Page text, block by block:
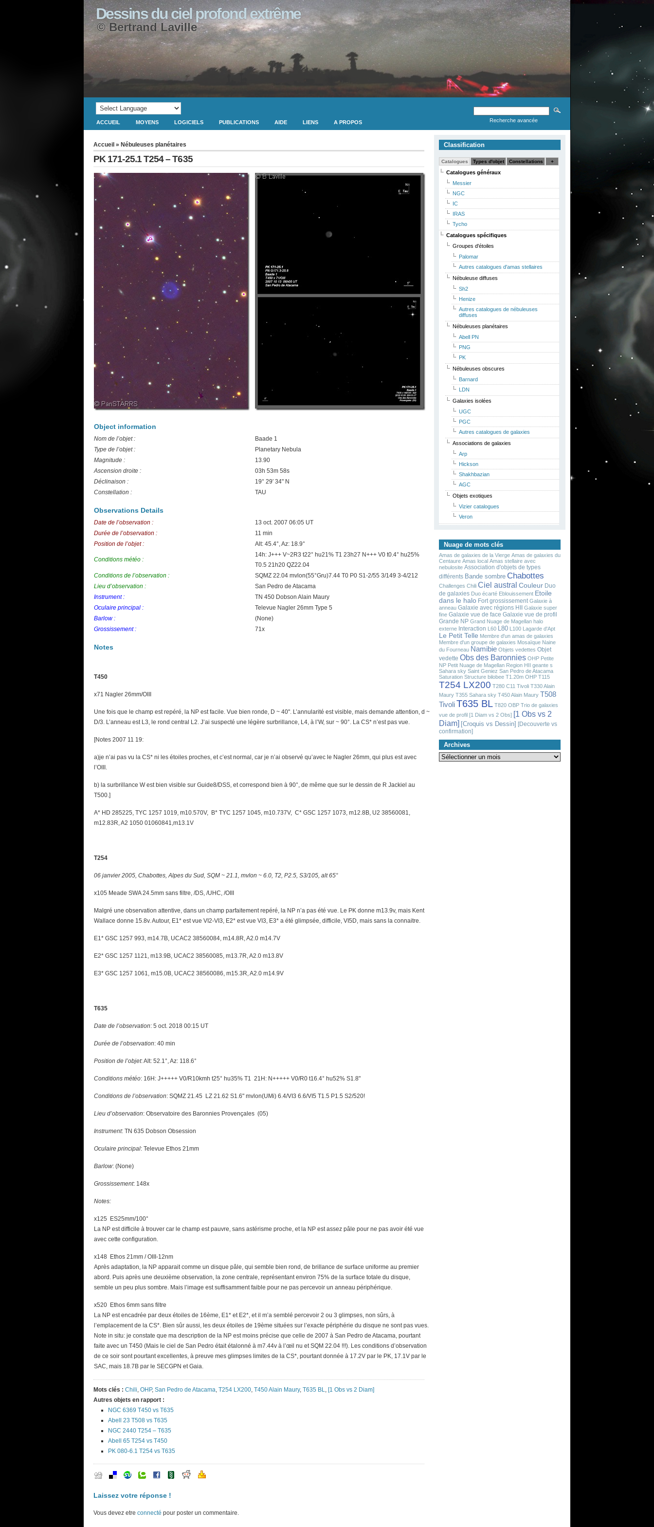
Dessins du ciel profond extrême
© Bertrand Laville
Recherche avancée
ACCUEIL MOYENS LOGICIELS PUBLICATIONS AIDE LIENS A PROPOS
Accueil » Nébuleuses planétaires
PK 171-25.1 T254 – T635
Object information
Nom de l’objet :
Baade 1
Type de l’objet :
Planetary Nebula
Magnitude :
13.90
Ascension droite :
03h 53m 58s
Déclinaison :
19° 29′ 34" N
Constellation :
TAU
Observations Details
Date de l’observation :
13 oct. 2007 06:05 UT
Durée de l’observation :
11 min
Position de l’objet :
Alt: 45.4°, Az: 18.9°
Conditions météo :
14h: J+++ V~2R3 t22° hu21% T1 23h27 N+++ V0 t0.4° hu25%
T0.5 21h20 QZ22.04
Conditions de l’observation :
SQMZ 22.04 mvlon(55°Gru)7.44 T0 P0 S1-2/55 3/149 3-4/212
Lieu d’observation :
San Pedro de Atacama
Instrument :
TN 450 Dobson Alain Maury
Oculaire principal :
Televue Nagler 26mm Type 5
Barlow :
(None)
Grossissement :
71x
Notes
T450
x71 Nagler 26mm/OIII
Une fois que le champ est repéré, la NP est facile. Vue bien ronde, D ~ 40". L’annularité est visible, mais demande attention, d ~
D/3. L’anneau est L3, le rond central L2. J’ai suspecté une légère surbrillance, L4, à l’W, sur ~ 90°. La CS* n’est pas vue.
[Notes 2007 11 19:
a)je n’ai pas vu la CS* ni les étoiles proches, et c’est normal, car je n’ai observé qu’avec le Nagler 26mm, qui plus est avec
l’OIII.
b) la surbrillance W est bien visible sur Guide8/DSS, et correspond bien à 90°, de même que sur le dessin de R Jackiel au
T500.]
A* HD 285225, TYC 1257 1019, m10.570V, B* TYC 1257 1045, m10.737V, C* GSC 1257 1073, m12.8B, U2 38560081,
m12.83R, A2 1050 01060841,m13.1V
T254
06 janvier 2005, Chabottes, Alpes du Sud, SQM ~ 21.1, mvlon ~ 6.0, T2, P2.5, S3/105, alt 65°
x105 Meade SWA 24.5mm sans filtre, /DS, /UHC, /OIII
Malgré une observation attentive, dans un champ parfaitement repéré, la NP n’a pas été vue. Le PK donne m13.9v, mais Kent
Wallace donne 15.8v. Autour, E1* est vue VI2-VI3, E2* est vue VI3, E3* a été glimpsée, difficile, VI5D, mais sans la connaitre.
E1* GSC 1257 993, m14.7B, UCAC2 38560084, m14.8R, A2.0 m14.7V
E2* GSC 1257 1121, m13.9B, UCAC2 38560085, m13.7R, A2.0 m13.8V
E3* GSC 1257 1061, m15.0B, UCAC2 38560086, m15.3R, A2.0 m14.9V
T635
Date de l’observation: 5 oct. 2018 00:15 UT
Durée de l’observation: 40 min
Position de l’objet: Alt: 52.1°, Az: 118.6°
Conditions météo: 16H: J+++++ V0/R10kmh t25° hu35% T1 21H: N+++++ V0/R0 t16.4° hu52% S1.8"
Conditions de l’observation: SQMZ 21.45 LZ 21.62 S1.6" mvlon(UMi) 6.4/VI3 6.6/VI5 T1.5 P1.5 S2/520!
Lieu d’observation: Observatoire des Baronnies Provençales (05)
Instrument: TN 635 Dobson Obsession
Oculaire principal: Televue Ethos 21mm
Barlow: (None)
Grossissement: 148x
Notes:
x125 ES25mm/100°
La NP est difficile à trouver car le champ est pauvre, sans astérisme proche, et la NP est assez pâle pour ne pas avoir été vue
avec cette configuration.
x148 Ethos 21mm / OIII-12nm
Après adaptation, la NP apparait comme un disque pâle, qui semble bien rond, de brillance de surface uniforme au premier
abord. Puis après une deuxième observation, la zone centrale, représentant environ 75% de la surface totale du disque,
semble un peu plus sombre. Mais l’image est suffisamment faible pour ne pas percevoir un anneau périphérique.
x520 Ethos 6mm sans filtre
La NP est encadrée par deux étoiles de 16ème, E1* et E2*, et il m’a semblé percevoir 2 ou 3 glimpses, non sûrs, à
l’emplacement de la CS*. Bien sûr aussi, les deux étoiles de 19ème situées sur l’exacte périphérie du disque ne sont pas vues.
Note in situ: je constate que ma description de la NP est moins précise que celle de 2007 à San Pedro de Atacama, pourtant
faite avec un T450 (Mais le ciel de San Pedro était étalonné à m7.44v à l’œil nu et SQM 22.04 !!!). Les conditions d’observation
de ce soir sont pourtant excellentes, à preuve mes glimpses limites de la CS*, pourtant donnée à 17.2V par le PK, 17.1V par le
SAC, mais 18.7B par le SECGPN et Gaia.
Mots clés : Chili, OHP, San Pedro de Atacama, T254 LX200, T450 Alain Maury, T635 BL, [1 Obs vs 2 Diam]
Autres objets en rapport :
NGC 6369 T450 vs T635
Abell 23 T508 vs T635
NGC 2440 T254 – T635
Abell 65 T254 vs T450
PK 080-6.1 T254 vs T635
Laissez votre réponse !
Vous devez etre connecté pour poster un commentaire.
Classification
Catalogues Types d'objet Constellations +
Catalogues généraux
Messier
NGC
IC
IRAS
Tycho
Catalogues spécifiques
Groupes d'étoiles
Palomar
Autres catalogues d'amas stellaires
Nébuleuse diffuses
Sh2
Henize
Autres catalogues de nébuleuses
diffuses
Nébuleuses planétaires
Abell PN
PNG
PK
Nébuleuses obscures
Barnard
LDN
Galaxies isolées
UGC
PGC
Autres catalogues de galaxies
Associations de galaxies
Arp
Hickson
Shakhbazian
AGC
Objets exotiques
Vizier catalogues
Veron
Nuage de mots clés
Amas de galaxies de la Vierge Amas de galaxies du
Centaure Amas local Amas stellaire avec
nebulosite Association d'objets de types
différents Bande sombre Chabottes
Challenges Chili Ciel austral Couleur Duo
de galaxies Duo écarté Eblouissement Etoile
dans le halo Fort grossissement Galaxie à
anneau Galaxie avec régions HII
Galaxie super
fine Galaxie vue de face Galaxie vue de profil
Grande NP Grand Nuage de Magellan halo
externe Interaction L60 L80 L100 Lagarde d'Apt
Le Petit Telle Membre d'un amas de galaxies
Membre d'un groupe de galaxies Mosaïque Naine
du Fourneau Namibie Objets vedettes Objet
vedette Obs des Baronnies OHP Petite
NP Petit Nuage de Magellan Region HII geante s
Sahara sky Saint Geniez San Pedro de Atacama
Saturation Structure bilobee T1.20m OHP T115
T254 LX200 T280 C11 Tivoli T330 Alain
Maury T355 Sahara sky T450 Alain Maury T508
TivoliT635 BL T820 OBP Trio de galaxies
vue de profil [1 Diam vs 2 Obs] [1 Obs vs 2
Diam] [Croquis vs Dessin] [Decouverte vs
confirmation]
Archives
Archives